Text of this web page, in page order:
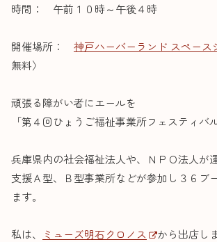
時間： 午前１０時～午後４時
開催場所： 神戸ハーバーランド スペース
無料〉
頑張る障がい者にエールを
「第４回ひょうご福祉事業所フェスティバル
兵庫県内の社会福祉法人や、ＮＰＯ法人が
支援Ａ型、Ｂ型事業所などが参加し３６ブ
ます。
私は、 ミューズ明石クロノス
から出店し